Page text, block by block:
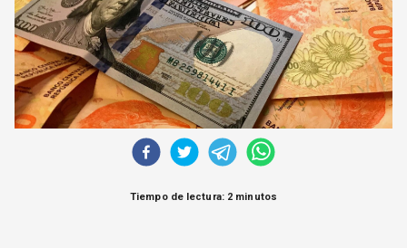
ALTAMIRA RESPONDE
Política Obrera Revista
CONTACTO
Tiempo de lectura: 2 minutos